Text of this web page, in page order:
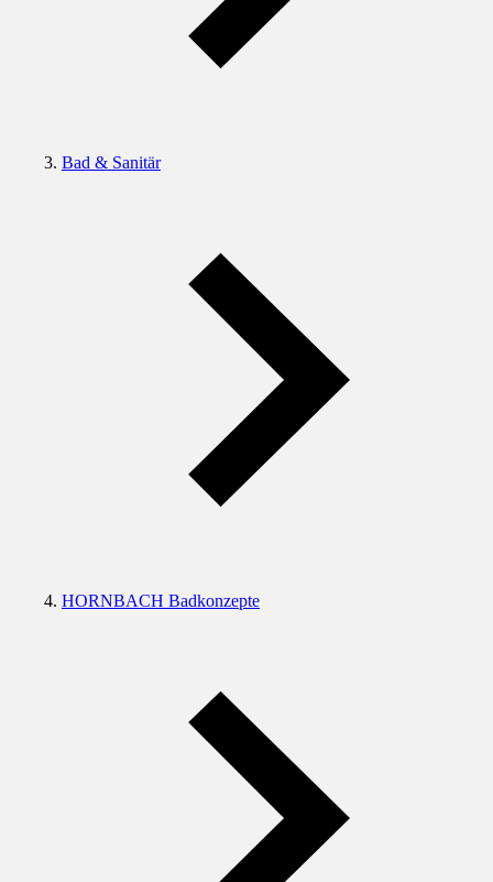
Bad & Sanitär
HORNBACH Badkonzepte